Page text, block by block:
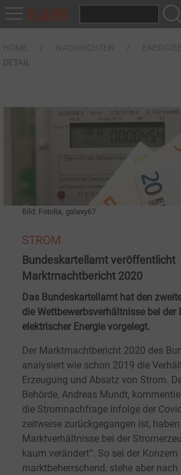
DETAIL
Bild: Fotolia, galaxy67
STROM
Bundeskartellamt veröffentlicht
Marktmachtbericht 2020
Das Bundeskartellamt hat den
die Wettbewerbsverhältnisse bei der
elektrischer Energie vorgelegt.
Der Marktmachtbericht 2020 des
analysiert wie schon 2019 die
Erzeugung und Absatz von Strom.
Behörde, Andreas Mundt,
die Stromnachfrage infolge der
zeitweise zurückgegangen ist,
Marktverhältnisse bei der
kaum verändert“. So sei der
marktbeherrschend, stehe aber